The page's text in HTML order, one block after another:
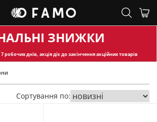
ЗНИЖКИ
робочих днів, акція діє до закінчення акційних товарів
Сортування по: